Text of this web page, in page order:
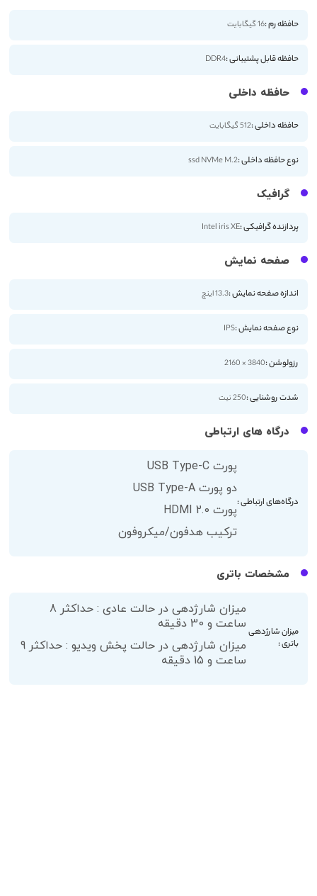
حافظه رم :16 گیگابایت
حافظه قابل پشتیبانی :DDR4
حافظه داخلی
حافظه داخلی :512 گیگابایت
نوع حافظه داخلی :ssd NVMe M.2
گرافیک
پردازنده گرافیکی :Intel iris XE
صفحه نمایش
اندازه صفحه نمایش :13.3 اینچ
نوع صفحه نمایش :IPS
رزولوشن :3840 × 2160
شدت روشنایی :250 نیت
درگاه های ارتباطی
درگاه‌های ارتباطی :
پورت USB Type-C
دو پورت USB Type-A
پورت HDMI 2.0
ترکیب هدفون/میکروفون
مشخصات باتری
میزان شارژدهی
باتری :
میزان شارژدهی در حالت عادی : حداکثر 8
ساعت و 30 دقیقه
میزان شارژدهی در حالت پخش ویدیو : حداکثر 9
ساعت و 15 دقیقه